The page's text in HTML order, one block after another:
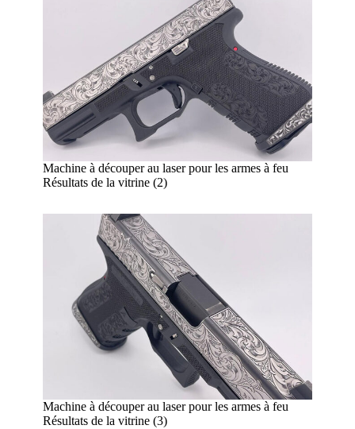
Machine à découper au laser pour les armes à feu
Résultats de la vitrine (2)
Machine à découper au laser pour les armes à feu
Résultats de la vitrine (3)